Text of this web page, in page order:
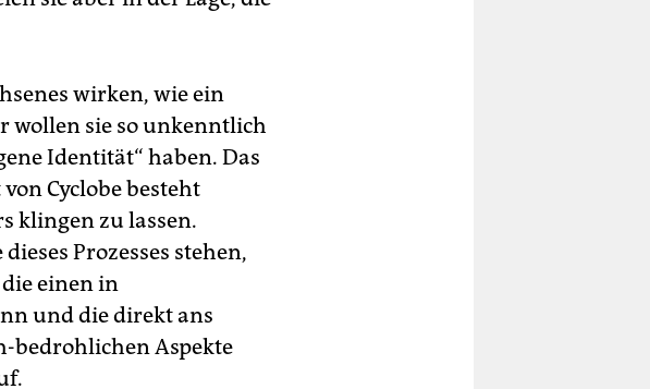
wirken, wie ein
wollen sie so unkenntlich
Identität“ haben. Das
Cyclobe besteht
klingen zu lassen.
Prozesses stehen,
einen in
und die direkt ans
Aspekte